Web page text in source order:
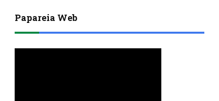
Papareia Web